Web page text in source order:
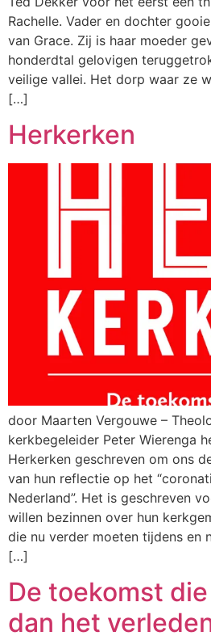
Rachelle. Vader en dochter
van Grace. Zij is haar moeder
honderdtal gelovigen
veilige vallei. Het dorp waar ze
[…]
Herkerken
door Maarten Vergouwe –
kerkbegeleider Peter Wierenga
Herkerken geschreven om ons
van hun reflectie op het
Nederland”. Het is geschreven
willen bezinnen over hun
die nu verder moeten tijdens en
[…]
De toekomst
dan het